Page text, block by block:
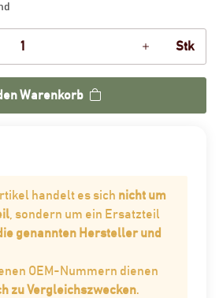
Stk
Warenkorb
handelt es sich nicht um
, sondern um ein Ersatzteil
genannten Hersteller und
OEM-Nummern dienen
zu Vergleichszwecken.